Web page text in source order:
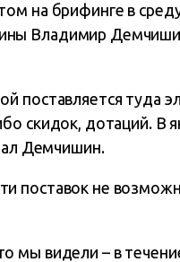
на брифинге в
Владимир
поставляется туда
скидок, дотаций. В
Демчишин.
поставок не
мы видели – в